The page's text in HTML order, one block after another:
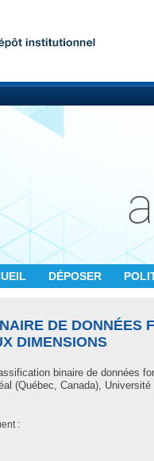
DÉPOSER
DE DONNÉES
DIMENSIONS
binaire de données
(Québec, Canada),
: